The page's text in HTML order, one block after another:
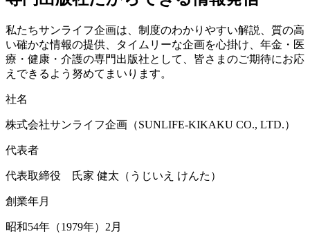
私たちサンライフ企画は、制度のわかりやすい解説、質の高
い確かな情報の提供、タイムリーな企画を心掛け、年金・医
療・健康・介護の専門出版社として、皆さまのご期待にお応
えできるよう努めてまいります。
社名
株式会社サンライフ企画（SUNLIFE-KIKAKU CO., LTD.）
代表者
代表取締役 氏家 健太（うじいえ けんた）
創業年月
昭和54年（1979年）2月